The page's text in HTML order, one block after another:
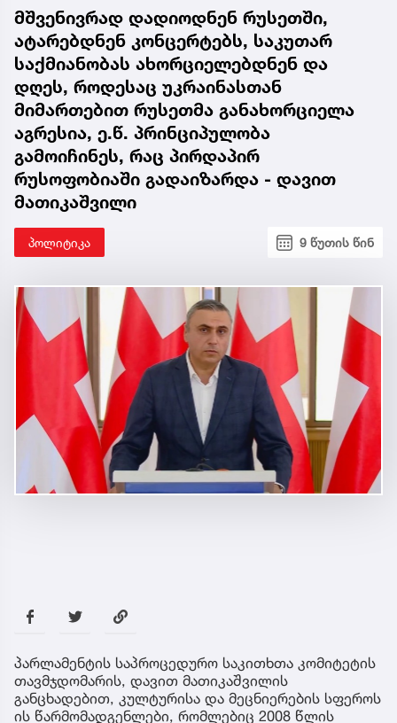
მშვენივრად დადიოდნენ რუსეთში,
ატარებდნენ კონცერტებს, საკუთარ
საქმიანობას ახორციელებდნენ და
დღეს, როდესაც უკრაინასთან
მიმართებით რუსეთმა განახორციელა
აგრესია, ე.წ. პრინციპულობა
გამოიჩინეს, რაც პირდაპირ
რუსოფობიაში გადაიზარდა - დავით
მათიკაშვილი
პოლიტიკა 9 წუთის წინ
პარლამენტის საპროცედურო საკითხთა კომიტეტის
თავმჯდომარის, დავით მათიკაშვილის
განცხადებით, კულტურისა და მეცნიერების სფეროს
ის წარმომადგენლები, რომლებიც 2008 წლის